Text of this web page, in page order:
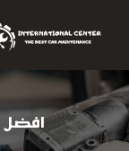
افضل